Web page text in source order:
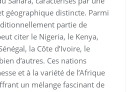
géographique distincte. Parmi
partie de
citer le Nigeria, le Kenya,
la Côte d’Ivoire, le
d’autres. Ces nations
et à la variété de l’Afrique
un mélange fascinant de